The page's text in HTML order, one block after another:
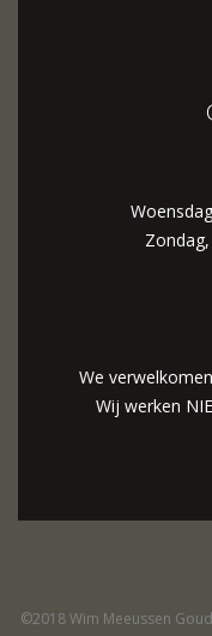
We
Wij werken
©2018 Wim Meeussen